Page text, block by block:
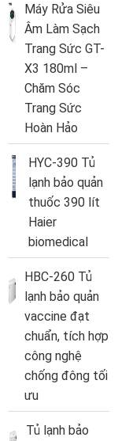
Máy Rửa Siêu
Âm Làm Sạch
Trang Sức GT-
X3 180ml –
Chăm Sóc
Trang Sức
Hoàn Hảo
HYC-390 Tủ
lạnh bảo quản
thuốc 390 lít
Haier
biomedical
HBC-260 Tủ
lạnh bảo quản
vaccine đạt
chuẩn, tích hợp
công nghệ
chống đông tối
ưu
Tủ lạnh bảo